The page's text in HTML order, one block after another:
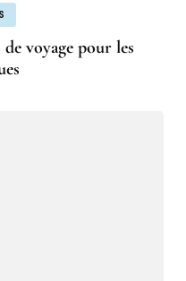
voyage pour les